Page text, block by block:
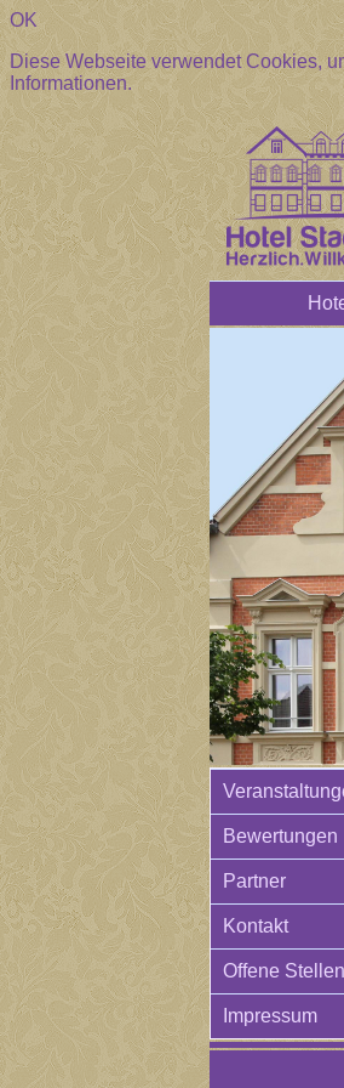
OK
Diese Webseite verwendet Cookies,
Informationen.
Bewertungen
Partner
Kontakt
Offene Stellen
Impressum